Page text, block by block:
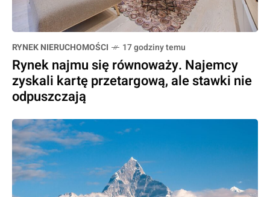
RYNEK NIERUCHOMOŚCI 17 godziny temu
Rynek najmu się równoważy. Najemcy
zyskali kartę przetargową, ale stawki nie
odpuszczają